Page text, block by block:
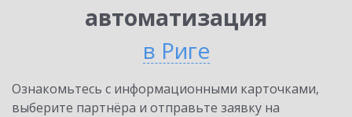
автоматизация
в Риге
Ознакомьтесь с информационными карточками,
выберите партнёра и отправьте заявку на